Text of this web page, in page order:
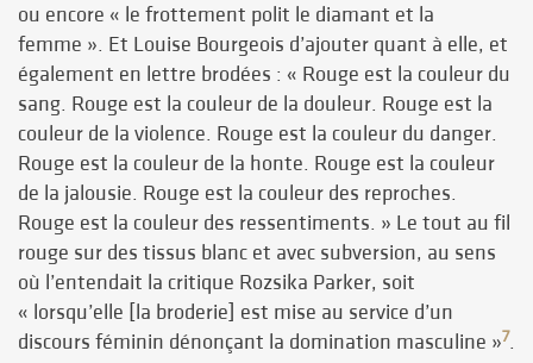
ou encore « le frottement polit le diamant et la
femme ». Et Louise Bourgeois d’ajouter quant à elle, et
également en lettre brodées : « Rouge est la couleur du
sang. Rouge est la couleur de la douleur. Rouge est la
couleur de la violence. Rouge est la couleur du danger.
Rouge est la couleur de la honte. Rouge est la couleur
de la jalousie. Rouge est la couleur des reproches.
Rouge est la couleur des ressentiments. » Le tout au fil
rouge sur des tissus blanc et avec subversion, au sens
où l’entendait la critique Rozsika Parker, soit
« lorsqu’elle [la broderie] est mise au service d’un
discours féminin dénonçant la domination masculine »7.